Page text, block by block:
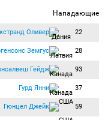
Нападающие
Оливер 22
Земгус 28
Гейдж 93
Гурд Янни 37
Гюнцел Джейк 59